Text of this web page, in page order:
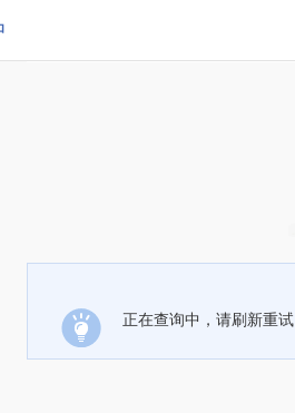
正在查询中，请刷新重试